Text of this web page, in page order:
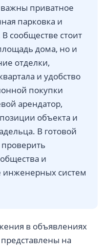
приватное
парковка и
сообществе стоит
дома, но и
отделки,
и удобство
покупки
арендатор,
объекта и
В готовой
и
инженерных систем
в объявлениях
на